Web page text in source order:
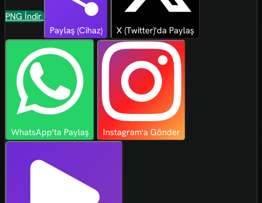
PNG İndir
Paylaş (Cihaz)
X (Twitter)'da Paylaş
WhatsApp'ta Paylaş Instagram'a Gönder